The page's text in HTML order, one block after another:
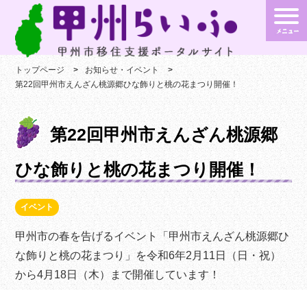
トップページ
お知らせ・イベント
第22回甲州市えんざん桃源郷ひな飾りと桃の花まつり開催！
第22回甲州市えんざん桃源郷
ひな飾りと桃の花まつり開催！
イベント
甲州市の春を告げるイベント「甲州市えんざん桃源郷ひ
な飾りと桃の花まつり」を令和6年2月11日（日・祝）
から4月18日（木）まで開催しています！